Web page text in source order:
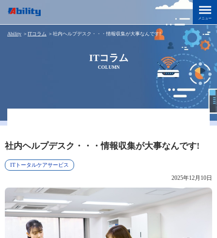
ITコラム
COLUMN
Ability ＞ITコラム ＞社内ヘルプデスク・・・情報収集が大事なんです!
社内ヘルプデスク・・・情報収集が大事なんです!
ITトータルケアサービス
2025年12月10日